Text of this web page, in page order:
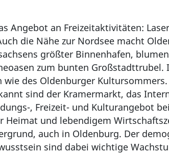
Angebot an Freizeitaktivitäten:
die Nähe zur Nordsee macht
größter Binnenhafen,
zum bunten
wie des Oldenburger
sind der Kramermarkt, das
, Freizeit- und Kulturangebot
Heimat und lebendigem
auch in Oldenburg. Der
sind dabei wichtige